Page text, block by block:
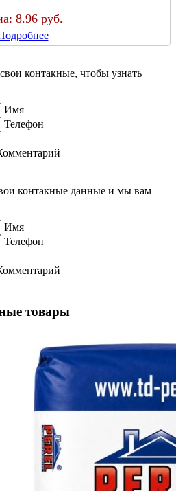
8.96 руб.
контакные, чтобы узнать
Имя
Телефон
контакные данные и мы вам
Имя
Телефон
товары